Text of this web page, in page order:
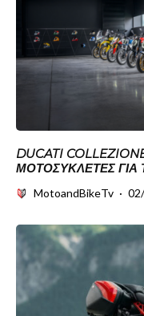
DUCATI
ΜΟΤΟΣΥΚΛΈΤΕΣ ΓΙΑ
MotoandBikeTv ·